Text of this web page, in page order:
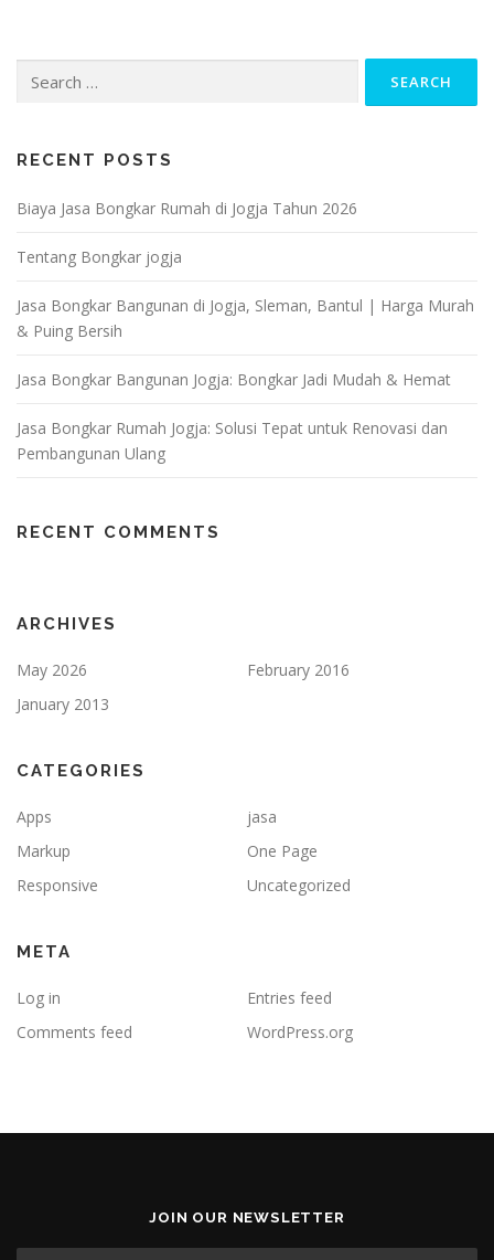
for:
RECENT POSTS
Biaya Jasa Bongkar Rumah di Jogja Tahun 2026
Tentang Bongkar jogja
Jasa Bongkar Bangunan di Jogja, Sleman, Bantul | Harga Murah
& Puing Bersih
Jasa Bongkar Bangunan Jogja: Bongkar Jadi Mudah & Hemat
Jasa Bongkar Rumah Jogja: Solusi Tepat untuk Renovasi dan
Pembangunan Ulang
RECENT COMMENTS
ARCHIVES
May 2026
February 2016
January 2013
CATEGORIES
Apps
jasa
Markup
One Page
Responsive
Uncategorized
META
Log in
Entries feed
Comments feed
WordPress.org
JOIN OUR NEWSLETTER